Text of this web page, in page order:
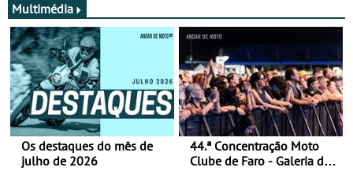
Multimédia
Os destaques do mês de
julho de 2026
44.ª Concentração Moto
Clube de Faro - Galeria de